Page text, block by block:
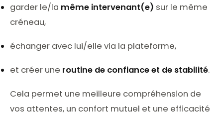
garder le/la même intervenant(e) sur le même
créneau,
échanger avec lui/elle via la plateforme,
et créer une routine de confiance et de stabilité.
Cela permet une meilleure compréhension de
vos attentes, un confort mutuel et une efficacité